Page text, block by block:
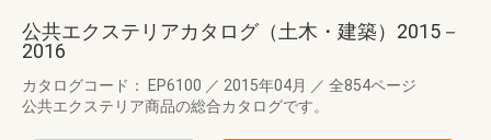
公共エクステリアカタログ（土木・建築）2015－
2016
カタログコード： EP6100 ／ 2015年04月 ／ 全854ページ
公共エクステリア商品の総合カタログです。